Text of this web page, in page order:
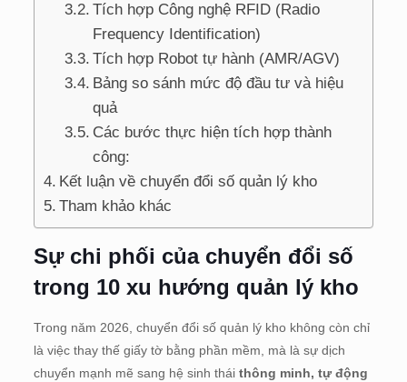
Tích hợp Công nghệ RFID (Radio
Frequency Identification)
Tích hợp Robot tự hành (AMR/AGV)
Bảng so sánh mức độ đầu tư và hiệu
quả
Các bước thực hiện tích hợp thành
công:
Kết luận về chuyển đổi số quản lý kho
Tham khảo khác
Sự chi phối của chuyển đổi số
trong 10 xu hướng quản lý kho
Trong năm 2026, chuyển đổi số quản lý kho không còn chỉ
là việc thay thế giấy tờ bằng phần mềm, mà là sự dịch
chuyển mạnh mẽ sang hệ sinh thái thông minh, tự động